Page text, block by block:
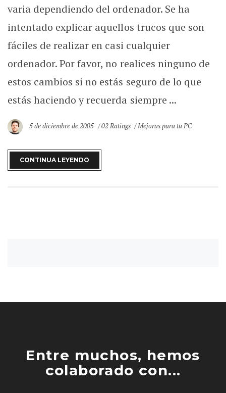
varia dependiendo del ordenador. Se ha
intentado explicar aquellos trucos que son
fáciles de realizar en casi cualquier
ordenador. Por favor, no realices ninguno de
estos cambios si no estás seguro de lo que
estás haciendo y recuerda siempre ...
5 de diciembre de 2005 02 Ratings Mejoras para tu PC
CONTINUA LEYENDO
Entre muchos, hemos
colaborado con...